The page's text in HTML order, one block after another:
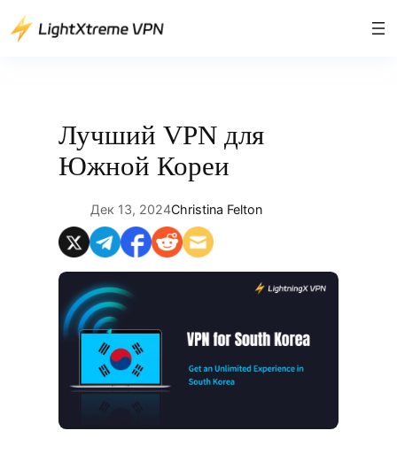
Перейти
Лучший VPN для
Южной Кореи
Дек 13, 2024Christina Felton